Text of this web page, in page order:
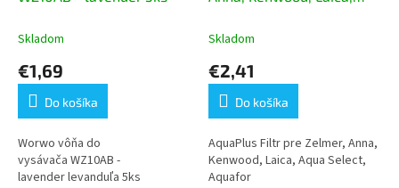
Skladom
€1,69
Do košíka
Worwo vôňa do
vysávača WZ10AB -
lavender levanduľa 5ks
Skladom
€2,41
Do košíka
AquaPlus Filtr pre Zelmer, Anna,
Kenwood, Laica, Aqua Select,
Aquafor